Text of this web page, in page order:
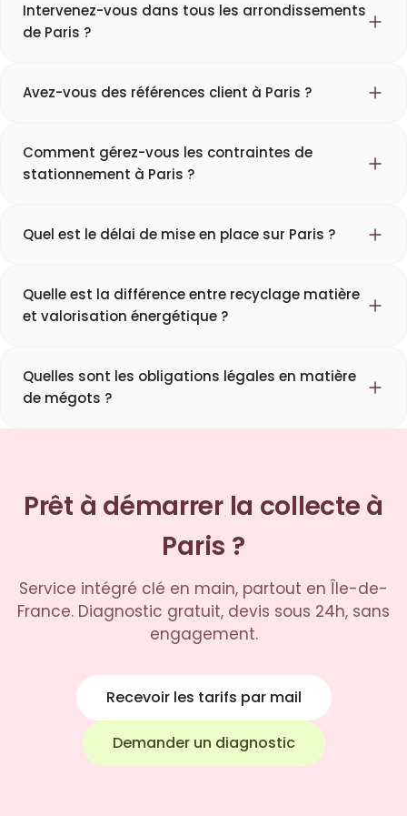
Intervenez-vous dans tous les arrondissements
de Paris ?
Avez-vous des références client à Paris ?
Comment gérez-vous les contraintes de
stationnement à Paris ?
Quel est le délai de mise en place sur Paris ?
Quelle est la différence entre recyclage matière
et valorisation énergétique ?
Quelles sont les obligations légales en matière
de mégots ?
Prêt à démarrer la collecte à
Paris ?
Service intégré clé en main, partout en Île-de-
France. Diagnostic gratuit, devis sous 24h, sans
engagement.
Recevoir les tarifs par mail
Demander un diagnostic